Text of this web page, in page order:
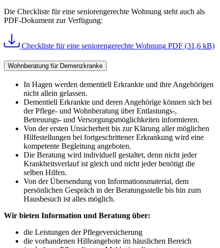
Die Checkliste für eine seniorengerechte Wohnung steht auch als
PDF-Dokument zur Verfügung:
Checkliste für eine seniorengerechte Wohnung PDF (31,6 kB)
Wohnberatung für Demenzkranke
In Hagen werden dementiell Erkrankte und ihre Angehörigen
nicht allein gelassen.
Dementiell Erkrankte und deren Angehörige können sich bei
der Pflege- und Wohnberatung über Entlastungs-,
Betreuungs- und Versorgungsmöglichkeiten informieren.
Von der ersten Unsicherheit bis zur Klärung aller möglichen
Hilfestellungen bei fortgeschrittener Erkrankung wird eine
kompetente Begleitung angeboten.
Die Beratung wird individuell gestaltet, denn nicht jeder
Krankheitsverlauf ist gleich und nicht jeder benötigt die
selben Hilfen.
Von der Übersendung von Informationsmaterial, dem
persönlichen Gespräch in der Beratungsstelle bis hin zum
Hausbesuch ist alles möglich.
Wir bieten Information und Beratung über:
die Leistungen der Pflegeversicherung
die vorhandenen Hilfeangebote im häuslichen Bereich